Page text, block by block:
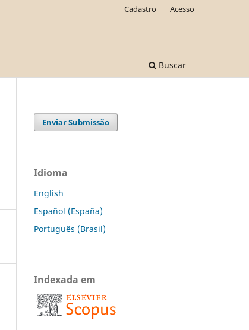
Buscar
Cadastro Acesso
Enviar Submissão
Idioma
English
Español (España)
Português (Brasil)
Indexada em